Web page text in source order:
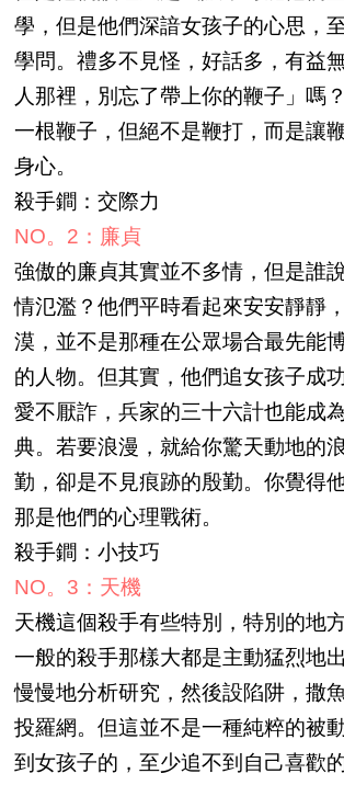
學，但是他們深諳女孩子的心思，
學問。禮多不見怪，好話多，有益
人那裡，別忘了帶上你的鞭子」嗎
一根鞭子，但絕不是鞭打，而是讓
身心。
殺手鐧：交際力
NO。2：廉貞
強傲的廉貞其實並不多情，但是誰
情氾濫？他們平時看起來安安靜靜
漠，並不是那種在公眾場合最先能
的人物。但其實，他們追女孩子成
愛不厭詐，兵家的三十六計也能成
典。若要浪漫，就給你驚天動地的
勤，卻是不見痕跡的殷勤。你覺得
那是他們的心理戰術。
殺手鐧：小技巧
NO。3：天機
天機這個殺手有些特別，特別的地
一般的殺手那樣大都是主動猛烈地
慢慢地分析研究，然後設陷阱，撒
投羅網。但這並不是一種純粹的被
到女孩子的，至少追不到自己喜歡